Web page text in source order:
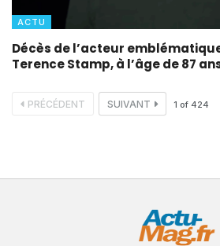
ACTU
Décès de l’acteur
Terence Stamp, à l’âge de 87
PRÉCÉDENT SUIVANT 1 of 424